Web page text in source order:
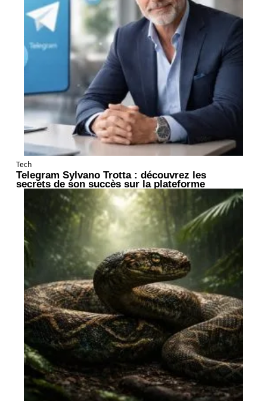
Tech
Telegram Sylvano Trotta : découvrez les
secrets de son succès sur la plateforme